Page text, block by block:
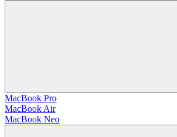
MacBook Pro
MacBook Air
MacBook Neo